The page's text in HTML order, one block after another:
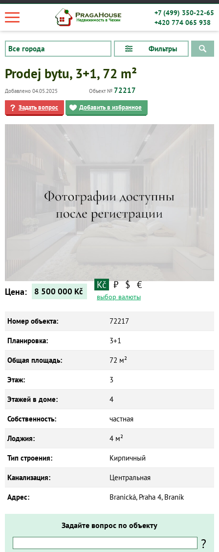
+7 (499) 350-22-65
+420 774 065 938
Фильтры
Prodej bytu, 3+1, 72 m²
Добавлено 04.05.2025 Объект № 72217
Задать вопрос Добавить в избранное
Цена: 8 500 000 Kč
Kč ₽ $ €
выбор валюты
Номер объекта: 72217
Планировка: 3+1
Общая площадь: 72 м²
Этаж: 3
Этажей в доме: 4
Собственность: частная
Лоджия: 4 м²
Тип строения: Кирпичный
Канализация: Центральная
Адрес: Branická, Praha 4, Braník
Задайте вопрос по объекту
?